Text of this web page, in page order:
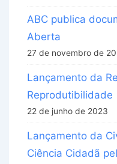
ABC publica
Aberta
27 de novembro de
Lançamento da
Reprodutibilidade
22 de junho de 2023
Lançamento da
Ciência Cidadã